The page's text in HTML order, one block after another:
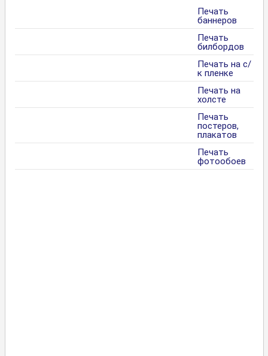
Печать
баннеров
Печать
билбордов
Печать на с/
к пленке
Печать на
холсте
Печать
постеров,
плакатов
Печать
фотообоев